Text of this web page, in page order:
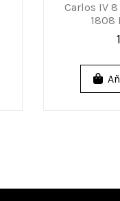
Carlos IV
1808